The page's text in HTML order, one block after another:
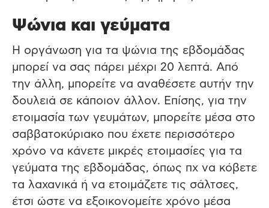
Ψώνια και γεύματα
Η οργάνωση για τα ψώνια της εβδομάδας
μπορεί να σας πάρει μέχρι 20 λεπτά. Από
την άλλη, μπορείτε να αναθέσετε αυτήν την
δουλειά σε κάποιον άλλον. Επίσης, για την
ετοιμασία των γευμάτων, μπορείτε μέσα στο
σαββατοκύριακο που έχετε περισσότερο
χρόνο να κάνετε μικρές ετοιμασίες για τα
γεύματα της εβδομάδας, όπως πχ να κόβετε
τα λαχανικά ή να ετοιμάζετε τις σάλτσες,
έτσι ώστε να εξοικονομείτε χρόνο μέσα